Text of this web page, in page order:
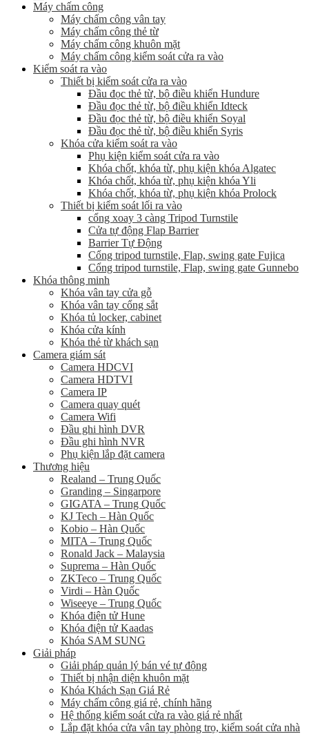
Máy chấm công
Máy chấm công vân tay
Máy chấm công thẻ từ
Máy chấm công khuôn mặt
Máy chấm công kiểm soát cửa ra vào
Kiểm soát ra vào
Thiết bị kiểm soát cửa ra vào
Đầu đọc thẻ từ, bộ điều khiển Hundure
Đầu đọc thẻ từ, bộ điều khiển Idteck
Đầu đọc thẻ từ, bộ điều khiển Soyal
Đầu đọc thẻ từ, bộ điều khiển Syris
Khóa cửa kiểm soát ra vào
Phụ kiện kiểm soát cửa ra vào
Khóa chốt, khóa từ, phụ kiện khóa Algatec
Khóa chốt, khóa từ, phụ kiện khóa Yli
Khóa chốt, khóa từ, phụ kiện khóa Prolock
Thiết bị kiểm soát lối ra vào
cổng xoay 3 càng Tripod Turnstile
Cửa tự động Flap Barrier
Barrier Tự Động
Cổng tripod turnstile, Flap, swing gate Fujica
Cổng tripod turnstile, Flap, swing gate Gunnebo
Khóa thông minh
Khóa vân tay cửa gỗ
Khóa vân tay cổng sắt
Khóa tủ locker, cabinet
Khóa cửa kính
Khóa thẻ từ khách sạn
Camera giám sát
Camera HDCVI
Camera HDTVI
Camera IP
Camera quay quét
Camera Wifi
Đầu ghi hình DVR
Đầu ghi hình NVR
Phụ kiện lắp đặt camera
Thương hiệu
Realand – Trung Quốc
Granding – Singarpore
GIGATA – Trung Quốc
KJ Tech – Hàn Quốc
Kobio – Hàn Quốc
MITA – Trung Quốc
Ronald Jack – Malaysia
Suprema – Hàn Quốc
ZKTeco – Trung Quốc
Virdi – Hàn Quốc
Wiseeye – Trung Quốc
Khóa điện tử Hune
Khóa điện tử Kaadas
Khóa SAM SUNG
Giải pháp
Giải pháp quản lý bán vé tự động
Thiết bị nhận diện khuôn mặt
Khóa Khách Sạn Giá Rẻ
Máy chấm công giá rẻ, chính hãng
Hệ thống kiểm soát cửa ra vào giá rẻ nhất
Lắp đặt khóa cửa vân tay phòng trọ, kiểm soát cửa nhà